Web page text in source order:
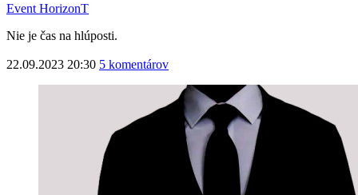
Event HorizonT
Nie je čas na hlúposti.
22.09.2023 20:30 5 komentárov